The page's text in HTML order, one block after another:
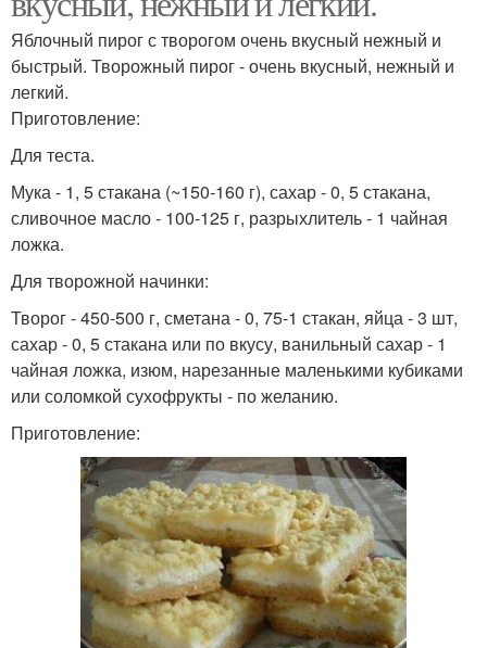
Яблочный пирог с творогом очень вкусный нежный и
быстрый. Творожный пирог - очень вкусный, нежный и
легкий.
Приготовление:
Для теста.
Мука - 1, 5 стакана (~150-160 г), сахар - 0, 5 стакана,
сливочное масло - 100-125 г, разрыхлитель - 1 чайная
ложка.
Для творожной начинки:
Творог - 450-500 г, сметана - 0, 75-1 стакан, яйца - 3 шт,
сахар - 0, 5 стакана или по вкусу, ванильный сахар - 1
чайная ложка, изюм, нарезанные маленькими кубиками
или соломкой сухофрукты - по желанию.
Приготовление: